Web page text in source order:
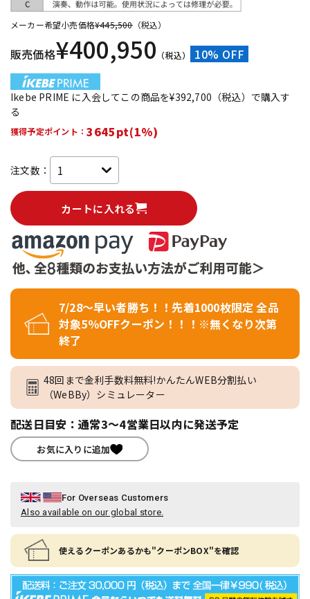
メーカー希望小売価格¥445,500（税込）
販売価格¥400,950 （税込） 10% OFF
Ikebe PRIME に入会してこの商品を¥392,700（税込）で購入す
る
獲得予定ポイント：3645pt(1%)
注文数：
カートに入れる
7/28～早い者勝ち！！先着1000枚限定 全品
対象5％OFFクーポン！！！※無くなり次第
終了
48回まで金利手数料無料!かんたんWEB分割払い
（WeBBy）シミュレーター
配送日目安：通常3～4営業日以内に発送予定
お気に入りに追加
For Overseas Customers
Also available on our global store.
使えるクーポンあるかも"クーポンBOX"を確認